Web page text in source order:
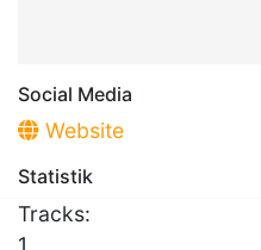
Social Media
Website
Statistik
Tracks:
1